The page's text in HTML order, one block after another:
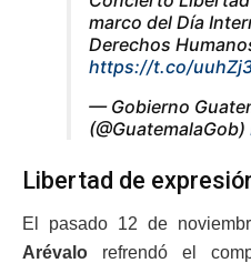
marco del Día
Derechos
https://t.co/
— Gobierno
(@GuatemalaGob)
Libertad de
El pasado 12 de
Arévalo refrendó el